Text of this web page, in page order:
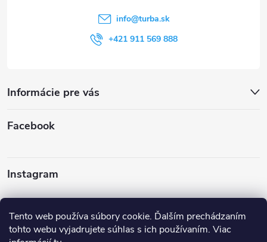
Tento web používa súbory cookie. Ďalším prechádzaním
tohto webu vyjadrujete súhlas s ich používaním. Viac
info@turba.sk
+421 911 569 888
Informácie pre vás
Facebook
Instagram
Sledovať na Instagrame